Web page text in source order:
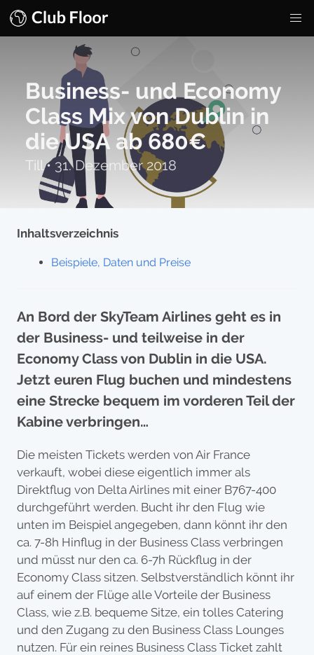
Business- und Economy
Class Mix von Dublin in
die USA ab 680€
Till•31. Dezember 2018
Inhaltsverzeichnis
Beispiele, Daten und Preise
An Bord der SkyTeam Airlines geht es in
der Business- und teilweise in der
Economy Class von Dublin in die USA.
Jetzt euren Flug buchen und mindestens
eine Strecke bequem im vorderen Teil der
Kabine verbringen…
Die meisten Tickets werden von Air France
verkauft, wobei diese eigentlich immer als
Direktflug von Delta Airlines mit einer B767-400
durchgeführt werden. Bucht ihr den Flug wie
unten im Beispiel angegeben, dann könnt ihr den
ca. 7-8h Hinflug in der Business Class verbringen
und müsst nur den ca. 6-7h Rückflug in der
Economy Class sitzen. Selbstverständlich könnt ihr
auf einem der Flüge alle Vorteile der Business
Class, wie z.B. bequeme Sitze, ein tolles Catering
und den Zugang zu den Business Class Lounges
nutzen. Für ein reines Business Class Ticket zahlt